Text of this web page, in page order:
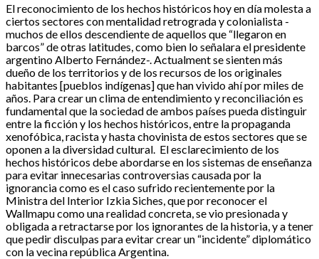
El reconocimiento de los hechos históricos hoy en día molesta a
ciertos sectores con mentalidad retrograda y colonialista -
muchos de ellos descendiente de aquellos que “llegaron en
barcos” de otras latitudes, como bien lo señalara el presidente
argentino Alberto Fernández-. Actualment se sienten más
dueño de los territorios y de los recursos de los originales
habitantes [pueblos indígenas] que han vivido ahí por miles de
años. Para crear un clima de entendimiento y reconciliación es
fundamental que la sociedad de ambos países pueda distinguir
entre la ficción y los hechos históricos, entre la propaganda
xenofóbica, racista y hasta chovinista de estos sectores que se
oponen a la diversidad cultural. El esclarecimiento de los
hechos históricos debe abordarse en los sistemas de enseñanza
para evitar innecesarias controversias causada por la
ignorancia como es el caso sufrido recientemente por la
Ministra del Interior Izkia Siches, que por reconocer el
Wallmapu como una realidad concreta, se vio presionada y
obligada a retractarse por los ignorantes de la historia, y a tener
que pedir disculpas para evitar crear un “incidente” diplomático
con la vecina república Argentina.